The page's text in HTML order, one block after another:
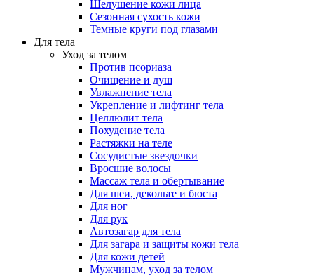
Шелушение кожи лица
Сезонная сухость кожи
Темные круги под глазами
Для тела
Уход за телом
Против псориаза
Очищение и душ
Увлажнение тела
Укрепление и лифтинг тела
Целлюлит тела
Похудение тела
Растяжки на теле
Сосудистые звездочки
Вросшие волосы
Массаж тела и обертывание
Для шеи, декольте и бюста
Для ног
Для рук
Автозагар для тела
Для загара и защиты кожи тела
Для кожи детей
Мужчинам, уход за телом